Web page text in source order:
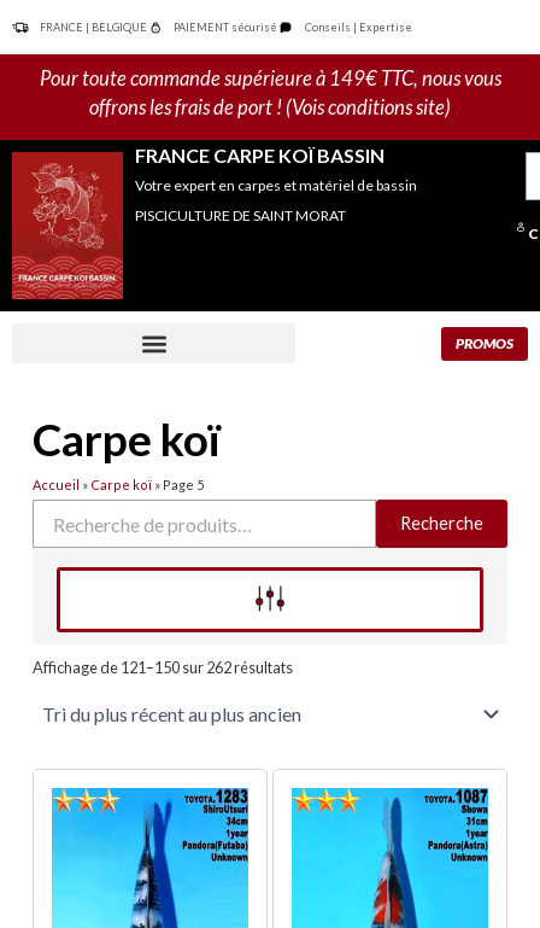
contenu
FRANCE | BELGIQUE PAIEMENT sécurisé Conseils | Expertise
Pour toute commande supérieure à 149€ TTC, nous vous
offrons les frais de port ! (Vois conditions site)
FRANCE CARPE KOÏ BASSIN
Votre expert en carpes et matériel de bassin
PISCICULTURE DE SAINT MORAT
PROMOS
Carpe koï
Accueil » Carpe koï » Page 5
pour :
Recherche
Affinez votre recherche
Affichage de 121–150 sur 262 résultatsdu
au
plus